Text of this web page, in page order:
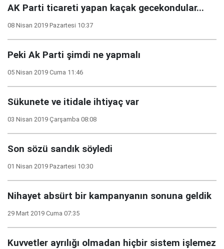
AK Parti ticareti yapan kaçak gecekondular...
08 Nisan 2019 Pazartesi 10:37
Peki Ak Parti şimdi ne yapmalı
05 Nisan 2019 Cuma 11:46
Sükunete ve itidale ihtiyaç var
03 Nisan 2019 Çarşamba 08:08
Son sözü sandık söyledi
01 Nisan 2019 Pazartesi 10:30
Nihayet absürt bir kampanyanın sonuna geldik
29 Mart 2019 Cuma 07:35
Kuvvetler ayrılığı olmadan hiçbir sistem işlemez